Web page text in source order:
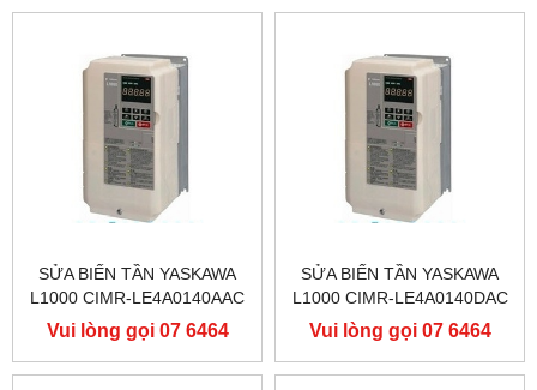
SỬA BIẾN TẦN YASKAWA
L1000 CIMR-LE4A0140AAC
400V 75KW, BIẾN TẦN
YASKAWA L1000
Vui lòng gọi 07 6464
SỬA BIẾN TẦN YASKAWA
L1000 CIMR-LE4A0140DAC
400V 75KW, BIẾN TẦN
YASKAWA L1000
Vui lòng gọi 07 6464